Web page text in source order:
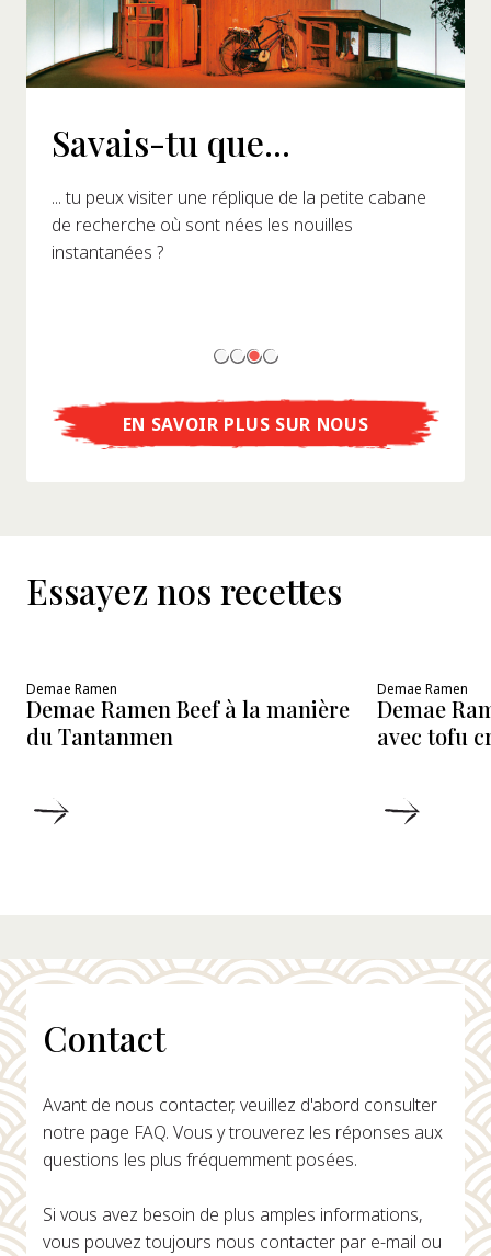
Savais-tu que...
... tu peux visiter une réplique de la petite cabane
de recherche où sont nées les nouilles
instantanées ?
EN SAVOIR PLUS SUR NOUS
Essayez nos recettes
Demae Ramen
Demae Ramen Beef à la manière
du Tantanmen
Demae Ramen
Demae
avec tofu
Contact
Avant de nous contacter, veuillez d'abord consulter
notre page FAQ. Vous y trouverez les réponses aux
questions les plus fréquemment posées.
Si vous avez besoin de plus amples informations,
vous pouvez toujours nous contacter par e-mail ou